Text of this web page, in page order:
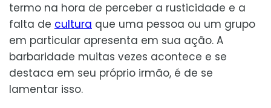
termo na hora de perceber a rusticidade e a
falta de cultura que uma pessoa ou um grupo
em particular apresenta em sua ação. A
barbaridade muitas vezes acontece e se
destaca em seu próprio irmão, é de se
lamentar isso.